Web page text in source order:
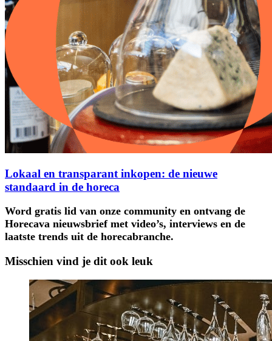
Lokaal en transparant inkopen: de nieuwe
standaard in de horeca
Word gratis lid van onze community en ontvang de
Horecava nieuwsbrief met video’s, interviews en de
laatste trends uit de horecabranche.
Misschien vind je dit ook leuk